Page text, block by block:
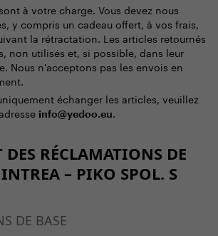
à votre charge. Vous devez nous
y compris un cadeau offert, à vos frais,
la rétractation. Les articles retournés
non utilisés et, si possible, dans leur
Nous n'acceptons pas les envois en
échanger les articles, veuillez
info@yedoo.eu.
DES RÉCLAMATIONS DE
– PIKO SPOL. S
DE BASE